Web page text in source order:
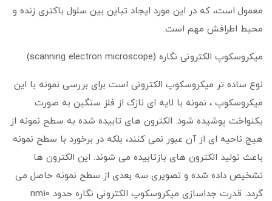
معمول است، که در این مورد ایجاد تباین بین سلول باکتری زنده و
محیط اطرافش مهم است.
میکروسکوپ الکترونی نگاره (scanning electron microscope)
نوع ساده تر میکروسکوپ الکترونی است برای بررسی نمونه با این
میکروسکوپ ، نمونه با لایه ای نازک از فلز سنگین به صورت
یکنواخت پوشیده شود. الکترون های تابیده شده به سطح نمونه از
هیچ ناحیه ای از آن عبور نمی کنند، بلکه در برخورد با سطح نمونه
باعث تولید الکترون های بازتابیده می شوند. این الکترون ها
تشخیص داده شده و تصویری سه بعدی از سطح نمونه حاصل می
گردد. قدرت جداسازی میکروسکوپ الکترونی نگاره حدود nm10